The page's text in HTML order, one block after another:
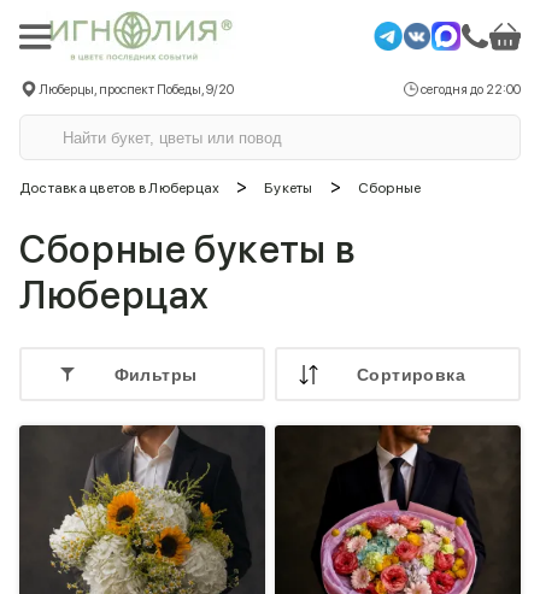
Люберцы, проспект Победы, 9/20 сегодня до 22:00
Доставка цветов в Люберцах > Букеты > Сборные
Сборные букеты в
Люберцах
Фильтры Cортировка